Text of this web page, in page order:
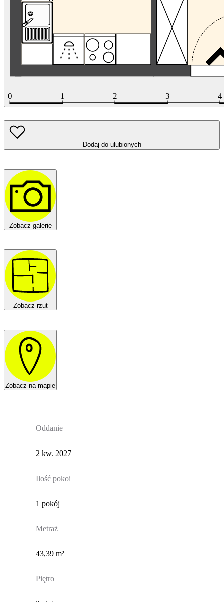
Dodaj do ulubionych
Zobacz galerię
Zobacz rzut
Zobacz na mapie
Oddanie
2 kw. 2027
Ilość pokoi
1 pokój
Metraż
43,39 m²
Piętro